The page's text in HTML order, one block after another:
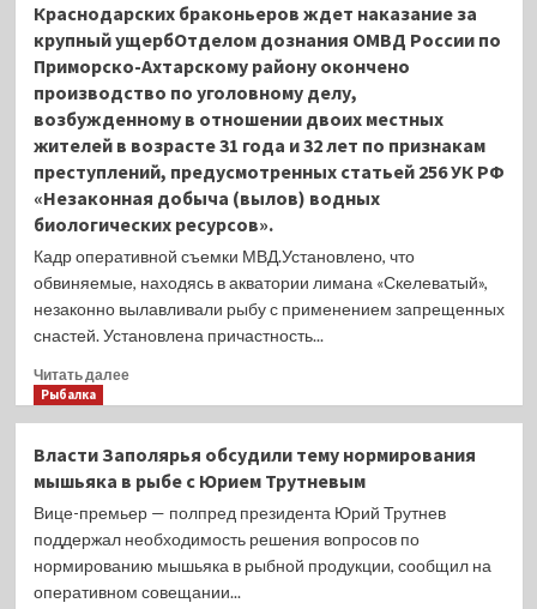
тыс.
тонн
мойвы,
то
чем
в
2
раза
больше
2023
года.
Тверской
области
проведены
контрольно-
надзорные
мероприятияДолжностными
лицами
отдела
рыбоохраны
по
Тверской
Московско-
Окского
территориального
Федерального
агентства
рыболовству
в
с
14
по
27
Краснодарских браконьеров ждет наказание за
крупный ущербОтделом дознания ОМВД России по
Приморско-Ахтарскому району окончено
производство по уголовному делу,
возбужденному в отношении двоих местных
жителей в возрасте 31 года и 32 лет по признакам
преступлений, предусмотренных статьей 256 УК РФ
«Незаконная добыча (вылов) водных
биологических ресурсов».
Кадр оперативной съемки МВД.Установлено, что
обвиняемые, находясь в акватории лимана «Скелеватый»,
незаконно вылавливали рыбу с применением запрещенных
снастей. Установлена причастность...
Читать далееПрочитать
браконьеров
ждет
наказание
крупный
ущербОтделом
дознания
Рыбалка
Власти Заполярья обсудили тему нормирования
мышьяка в рыбе с Юрием Трутневым
Вице-премьер — полпред президента Юрий Трутнев
поддержал необходимость решения вопросов по
нормированию мышьяка в рыбной продукции, сообщил на
оперативном совещании...